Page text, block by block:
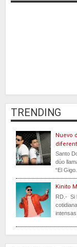
TRENDING
Nuevo
Santo
dúo
“El Gigo...
Kinito
RD.- Si
intensas